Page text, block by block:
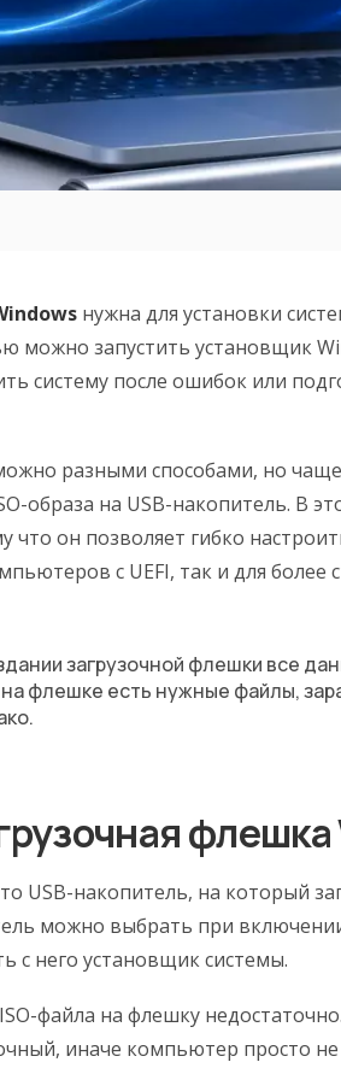
нужна для установки
можно запустить установщик
систему после ошибок или
разными способами, но
образа на USB-накопитель. В
что он позволяет гибко
с UEFI, так и для более
загрузочной флешки все
флешке есть нужные файлы,
USB-накопитель, на который
можно выбрать при
с него установщик системы.
файла на флешку
иначе компьютер просто не